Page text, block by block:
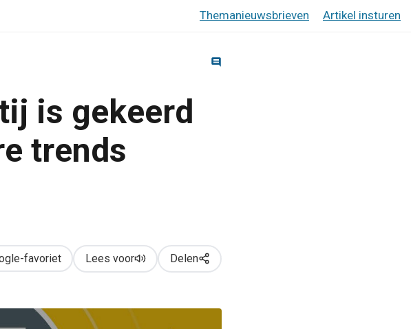
Themanieuwsbrieven Artikel insturen
is gekeerd
trends
favoriet Lees voor Delen